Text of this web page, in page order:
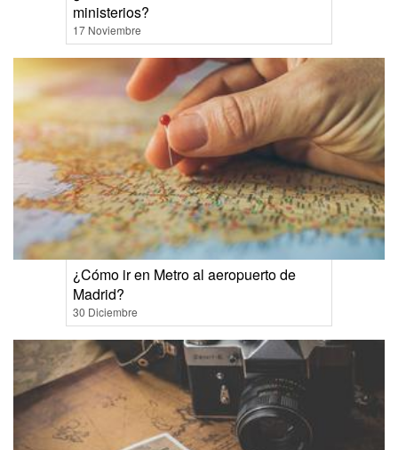
ministerios?
17 Noviembre
¿Cómo ir en Metro al aeropuerto de
Madrid?
30 Diciembre